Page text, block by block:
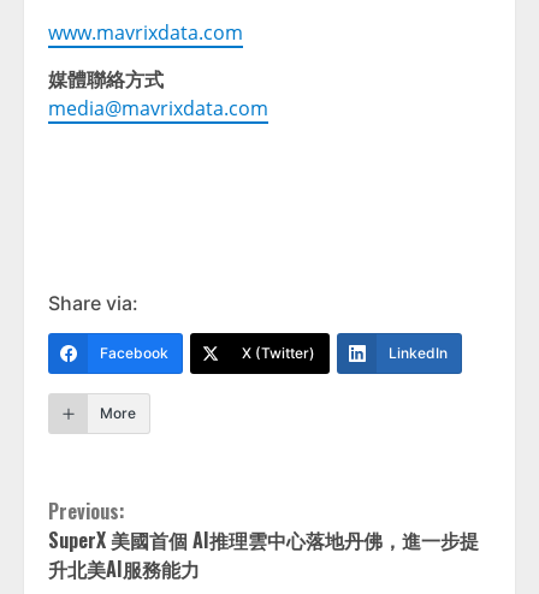
www.mavrixdata.com
媒體聯絡方式
media@mavrixdata.com
Share via:
Facebook X (Twitter) LinkedIn
More
Continue
Reading
Previous:
SuperX 美國首個 AI推理雲中心落地丹佛，進一步提
升北美AI服務能力